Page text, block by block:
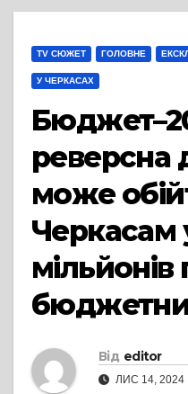
TV СЮЖЕТ ГОЛОВНЕ
У ЧЕРКАСАХ
реверсна
може
Черкасам
мільйонів
Від editor
ЛИС 14, 2024